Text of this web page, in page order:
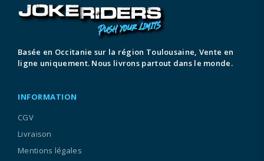
Basée en Occitanie sur la région Toulousaine, Vente en
ligne uniquement. Nous livrons partout dans le monde.
INFORMATION
CGV
Livraison
Mentions légales